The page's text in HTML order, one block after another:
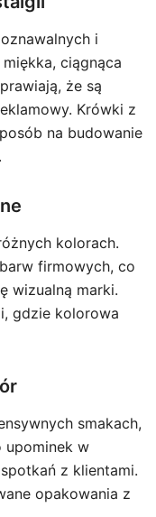
i
ciągnąca
że są
Krówki z
na budowanie
kolorach.
firmowych, co
wizualną marki.
gdzie kolorowa
smakach,
upominek w
z klientami.
opakowania z